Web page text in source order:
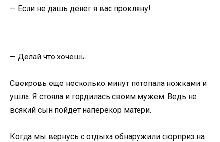
— Если не дашь денег я вас прокляну!
— Делай что хочешь.
Свекровь еще несколько минут потопала ножками и
ушла. Я стояла и гордилась своим мужем. Ведь не
всякий сын пойдет наперекор матери.
Когда мы вернусь с отдыха обнаружили сюрприз на